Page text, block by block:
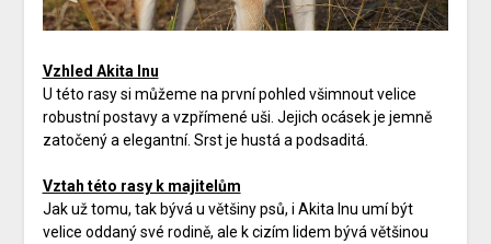
Vzhled Akita Inu
U této rasy si můžeme na první pohled všimnout velice
robustní postavy a vzpřímené uši. Jejich ocásek je jemně
zatočený a elegantní. Srst je hustá a podsaditá.
Vztah této rasy k majitelům
Jak už tomu, tak bývá u většiny psů, i Akita Inu umí být
velice oddaný své rodině, ale k cizím lidem bývá většinou